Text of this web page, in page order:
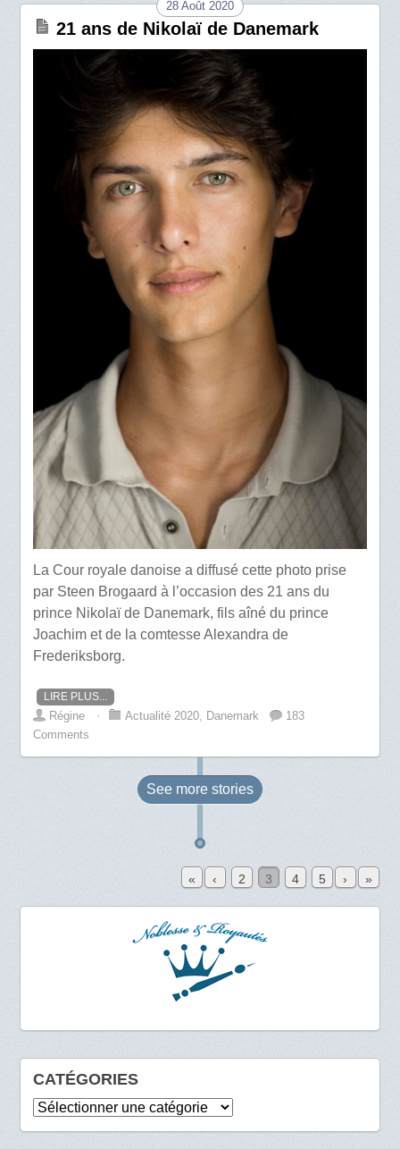
28 Août 2020
21 ans de Nikolaï de Danemark
La Cour royale danoise a diffusé cette photo prise
par Steen Brogaard à l’occasion des 21 ans du
prince Nikolaï de Danemark, fils aîné du prince
Joachim et de la comtesse Alexandra de
Frederiksborg.
LIRE PLUS...
Régine ⋅ Actualité 2020 Danemark
183
Comments
See more stories
« ‹ 2 3 4 5 › »
CATÉGORIES
Catégories